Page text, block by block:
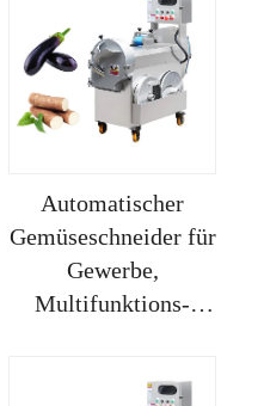
Automatischer
Gemüseschneider für
Gewerbe,
Multifunktions-